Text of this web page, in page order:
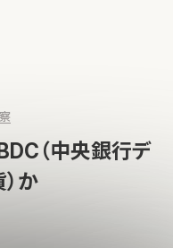
（中央銀行デ
か